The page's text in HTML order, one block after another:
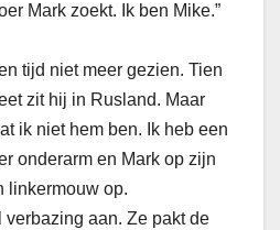
Mark zoekt. Ik ben Mike.”
tijd niet meer gezien. Tien
zit hij in Rusland. Maar
ik niet hem ben. Ik heb een
onderarm en Mark op zijn
linkermouw op.
verbazing aan. Ze pakt de